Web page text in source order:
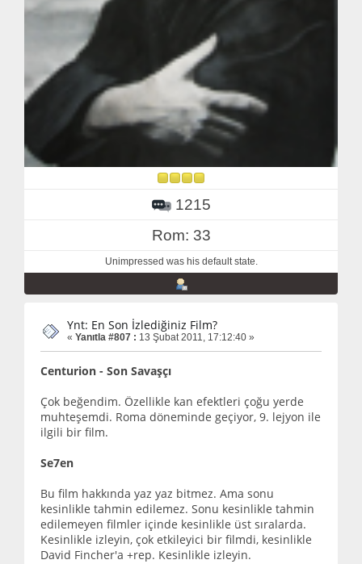
1215
Rom: 33
Unimpressed was his default state.
Ynt: En Son İzlediğiniz Film?
« Yanıtla #807 : 13 Şubat 2011, 17:12:40 »
Centurion - Son Savaşçı
Çok beğendim. Özellikle kan efektleri çoğu yerde
muhteşemdi. Roma döneminde geçiyor, 9. lejyon ile
ilgili bir film.
Se7en
Bu film hakkında yaz yaz bitmez. Ama sonu
kesinlikle tahmin edilemez. Sonu kesinlikle tahmin
edilemeyen filmler içinde kesinlikle üst sıralarda.
Kesinlikle izleyin, çok etkileyici bir filmdi, kesinlikle
David Fincher'a +rep. Kesinlikle izleyin.